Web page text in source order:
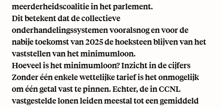
meerderheidscoalitie in het parlement.
Dit betekent dat de collectieve
onderhandelingssystemen vooralsnog en voor de
nabije toekomst van 2025 de hoeksteen blijven van het
vaststellen van het minimumloon.
Hoeveel is het minimumloon? Inzicht in de cijfers
Zonder één enkele wettelijke tarief is het onmogelijk
om één getal vast te pinnen. Echter, de in CCNL
vastgestelde lonen leiden meestal tot een gemiddeld